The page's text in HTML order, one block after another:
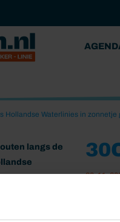
Hollandse Waterlinies in zonnetje
langs de
klaar voor
30-11-